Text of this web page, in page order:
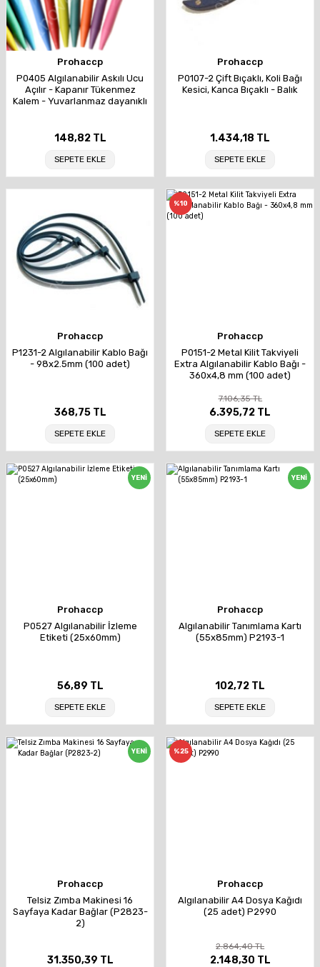
Prohaccp
P0405 Algılanabilir Askılı Ucu
Açılır - Kapanır Tükenmez
Kalem - Yuvarlanmaz dayanıklı
148,82 TL
SEPETE EKLE
Prohaccp
P0107-2 Çift Bıçaklı, Koli Bağı
Kesici, Kanca Bıçaklı - Balık
1.434,18 TL
SEPETE EKLE
Prohaccp
P1231-2 Algılanabilir Kablo Bağı
- 98x2.5mm (100 adet)
368,75 TL
SEPETE EKLE
Prohaccp
P0151-2 Metal Kilit Takviyeli
Extra Algılanabilir Kablo Bağı -
360x4,8 mm (100 adet)
7.106,35 TL
6.395,72 TL
SEPETE EKLE
%10
Prohaccp
P0527 Algılanabilir İzleme
Etiketi (25x60mm)
56,89 TL
SEPETE EKLE
YENİ
Prohaccp
Algılanabilir Tanımlama Kartı
(55x85mm) P2193-1
102,72 TL
SEPETE EKLE
YENİ
Prohaccp
Telsiz Zımba Makinesi 16
Sayfaya Kadar Bağlar (P2823-
2)
31.350,39 TL
YENİ
Prohaccp
Algılanabilir A4 Dosya Kağıdı
(25 adet) P2990
2.864,40 TL
2.148,30 TL
%25